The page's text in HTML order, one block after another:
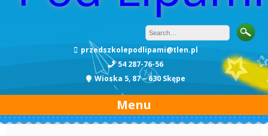
przedszkolepodlipami@tlen.pl
54 287-76-56
Wioska 5, 87 – 630 Skępe
Menu